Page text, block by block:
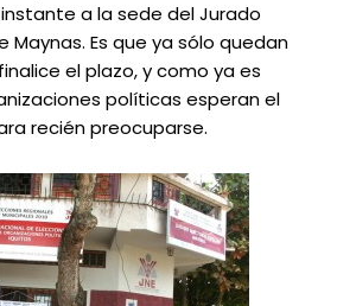
a la sede del Jurado
Maynas. Es que ya sólo quedan
el plazo, y como ya es
políticas esperan el
recién preocuparse.